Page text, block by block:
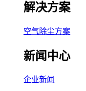
解决方案
空气除尘方案
新闻中心
企业新闻